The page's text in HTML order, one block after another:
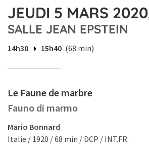
JEUDI 5 MARS
SALLE JEAN EPSTEIN
14h30 15h40 (68 min)
Le Faune de marbre
Fauno di marmo
Mario Bonnard
Italie / 1920 / 68 min / DCP / INT.FR.